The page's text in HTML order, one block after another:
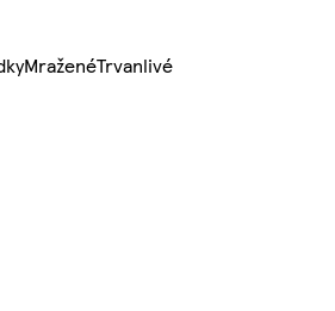
MraženéTrvanlivé